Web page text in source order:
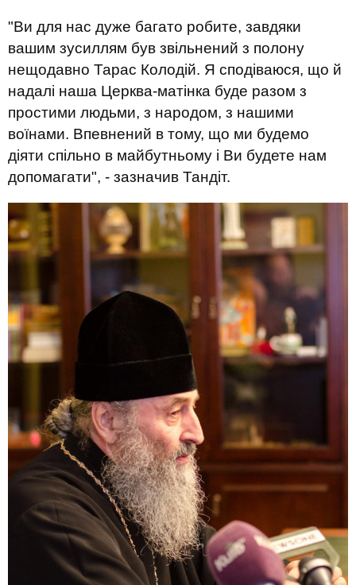
"Ви для нас дуже багато робите, завдяки
вашим зусиллям був звільнений з полону
нещодавно Тарас Колодій. Я сподіваюся, що й
надалі наша Церква-матінка буде разом з
простими людьми, з народом, з нашими
воїнами. Впевнений в тому, що ми будемо
діяти спільно в майбутньому і Ви будете нам
допомагати", - зазначив Тандіт.